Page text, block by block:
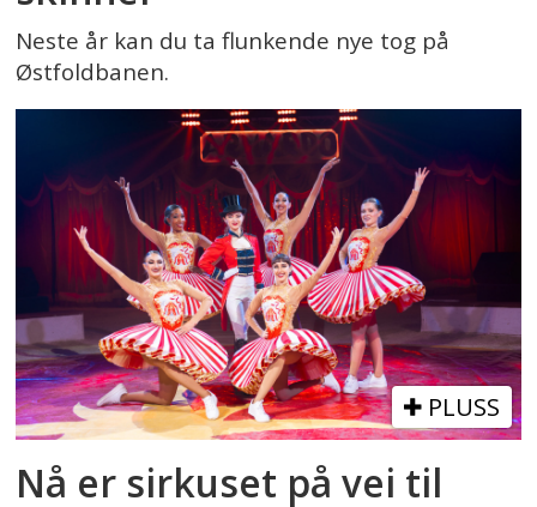
Neste år kan du ta flunkende nye tog på
Østfoldbanen.
PLUSS
Nå er sirkuset på vei til